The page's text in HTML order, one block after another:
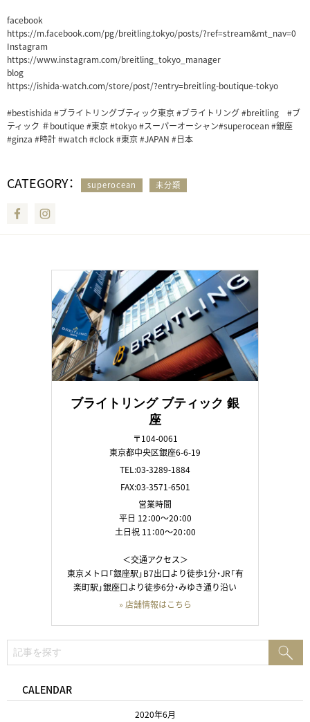
facebook
https://m.facebook.com/pg/breitling.tokyo/posts/?ref=stream&mt_nav=0
Instagram
https://www.instagram.com/breitling_tokyo_manager
blog
https://ishida-watch.com/store/post/?entry=breitling-boutique-tokyo
‪#bestishida ‪#ブライトリングブティック東京‬ ‪#‎ブライトリング‬‪ #breitling #ブ
ティック ＃boutique #東京 #tokyo #スーパーオーシャン#superocean #銀座
#ginza‬ ‪#‎時計‬ ‪#watch ‎#clock‬ #‪‎東京‬ ‪#JAPAN‬ #日本‪
CATEGORY： superocean 未分類
Facebook
ブライトリング ブティック 銀
座
〒104-0061
東京都中央区銀座6-6-19
TEL:03-3289-1884
FAX:03-3571-6501
営業時間
平日 12：00～20：00
土日祝 11：00～20：00
＜交通アクセス＞
東京メトロ「銀座駅」B7出口より徒歩1分・JR「有
楽町駅」銀座口より徒歩6分・みゆき通り沿い
» 店舗情報はこちら
索:
CALENDAR
2020年6月